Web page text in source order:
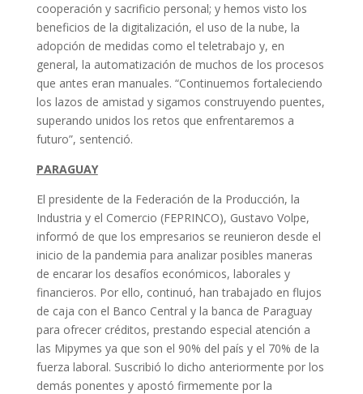
cooperación y sacrificio personal; y hemos visto los
beneficios de la digitalización, el uso de la nube, la
adopción de medidas como el teletrabajo y, en
general, la automatización de muchos de los procesos
que antes eran manuales. “Continuemos fortaleciendo
los lazos de amistad y sigamos construyendo puentes,
superando unidos los retos que enfrentaremos a
futuro”, sentenció.
PARAGUAY
El presidente de la Federación de la Producción, la
Industria y el Comercio (FEPRINCO), Gustavo Volpe,
informó de que los empresarios se reunieron desde el
inicio de la pandemia para analizar posibles maneras
de encarar los desafíos económicos, laborales y
financieros. Por ello, continuó, han trabajado en flujos
de caja con el Banco Central y la banca de Paraguay
para ofrecer créditos, prestando especial atención a
las Mipymes ya que son el 90% del país y el 70% de la
fuerza laboral. Suscribió lo dicho anteriormente por los
demás ponentes y apostó firmemente por la